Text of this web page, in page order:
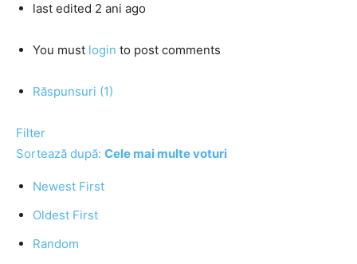
last edited 2 ani ago
You must login to post comments
Răspunsuri (1)
Filter
Sortează după: Cele mai multe voturi
Newest First
Oldest First
Random